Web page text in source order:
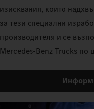
изисквания, които
за тези специални
производителя и се
Mercedes‑Benz Trucks по